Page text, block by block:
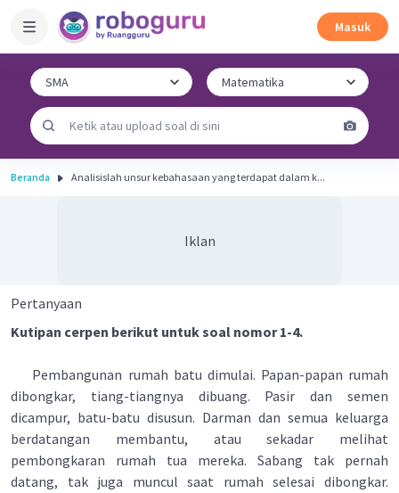
Masuk
Beranda Analisislah unsur kebahasaan yang terdapat dalam k...
Iklan
Pertanyaan
Kutipan cerpen berikut untuk soal nomor 1-4.
Pembangunan rumah batu dimulai. Papan-papan rumah
dibongkar, tiang-tiangnya dibuang. Pasir dan semen
dicampur, batu-batu disusun. Darman dan semua keluarga
berdatangan membantu, atau sekadar melihat
pembongkaran rumah tua mereka. Sabang tak pernah
datang, tak juga muncul saat rumah selesai dibongkar.